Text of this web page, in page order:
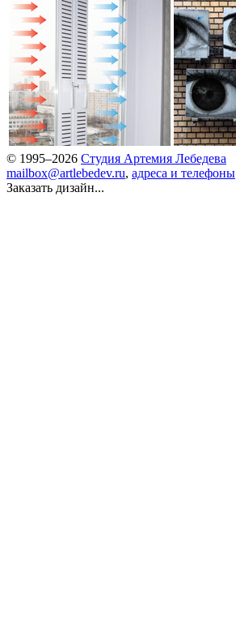
© 1995–2026 Студия Артемия Лебедева
mailbox@artlebedev.ru, адреса и телефоны
Заказать дизайн...